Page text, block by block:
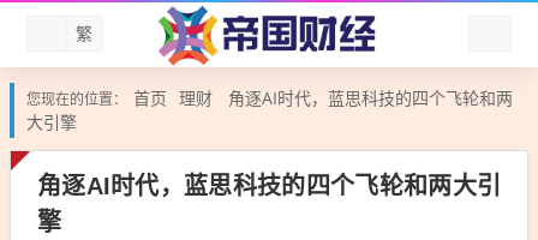
繁
您现在的位置： 首页 理财
角逐AI时代，蓝思科技的四个飞轮和两
大引擎
角逐AI时代，蓝思科技的四个飞轮和两大引
擎